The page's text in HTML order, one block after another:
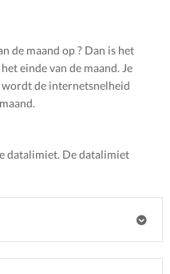
de maand op ? Dan is het
einde van de maand. Je
de internetsnelheid
datalimiet. De datalimiet